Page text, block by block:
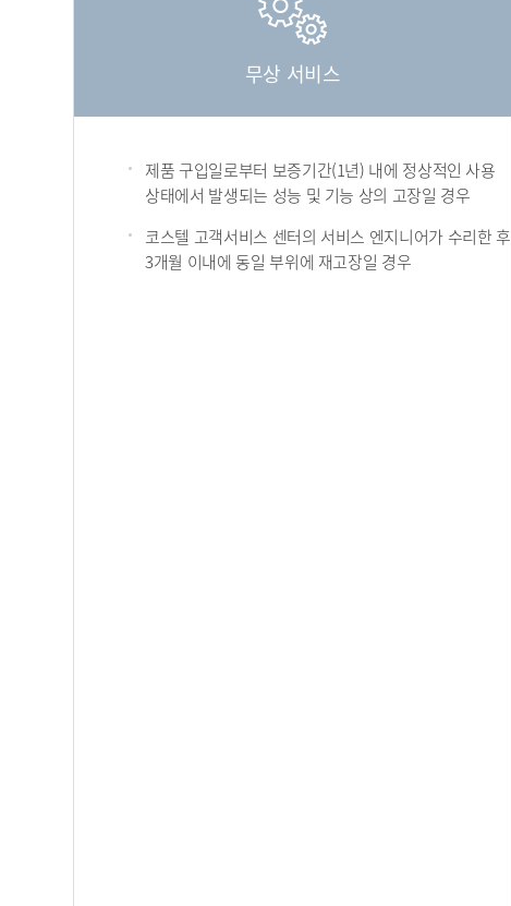
무상 서비스
제품 구입일로부터 보증기간(1년) 내에 정상적인 사용
상태에서 발생되는 성능 및 기능 상의 고장일 경우
코스텔 고객서비스 센터의 서비스 엔지니어가 수리한 후
3개월 이내에 동일 부위에 재고장일 경우